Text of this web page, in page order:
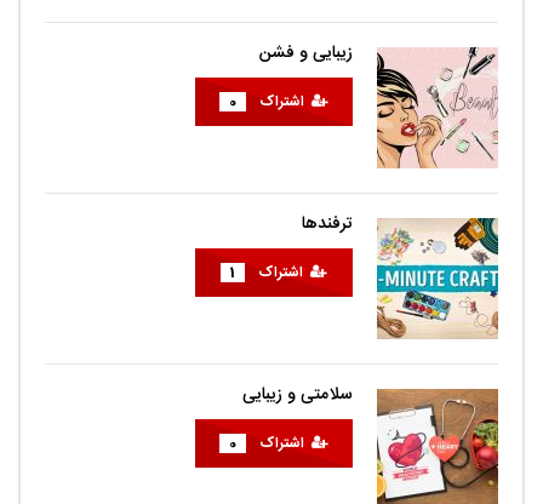
زیبایی و فشن
اشتراک 0
ترفندها
اشتراک 1
سلامتی و زیبایی
اشتراک 0